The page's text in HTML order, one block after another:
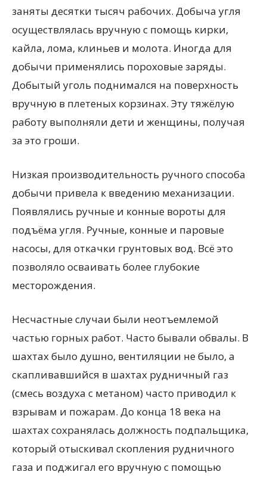
заняты десятки тысяч рабочих. Добыча угля
осуществлялась вручную с помощь кирки,
кайла, лома, клиньев и молота. Иногда для
добычи применялись пороховые заряды.
Добытый уголь поднимался на поверхность
вручную в плетеных корзинах. Эту тяжёлую
работу выполняли дети и женщины, получая
за это гроши.
Низкая производительность ручного способа
добычи привела к введению механизации.
Появлялись ручные и конные вороты для
подъёма угля. Ручные, конные и паровые
насосы, для откачки грунтовых вод. Всё это
позволяло осваивать более глубокие
месторождения.
Несчастные случаи были неотъемлемой
частью горных работ. Часто бывали обвалы. В
шахтах было душно, вентиляции не было, а
скапливавшийся в шахтах рудничный газ
(смесь воздуха с метаном) часто приводил к
взрывам и пожарам. До конца 18 века на
шахтах сохранялась должность подпальщика,
который отыскивал скопления рудничного
газа и поджигал его вручную с помощью